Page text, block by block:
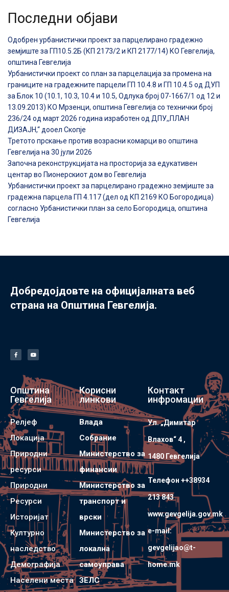
Последни објави
Одобрен урбанистички проект за парцелирано градежно
земјиште за ГП10.5.2Б (КП 2173/2 и КП 2177/14) КО Гевгелија,
општина Гевгелија
Урбанистички проект со план за парцелација за промена на
границите на градежните парцели ГП 10.4.8 и ГП 10.4.5 од ДУП
за Блок 10 (10.1, 10.3, 10.4 и 10.5, Одлука број 07-1667/1 од 12 и
13.09.2013) КО Мрзенци, општина Гевгелија со технички број
236/24 од март 2026 година изработен од ДПУ,,ПЛАН
ДИЗАЈН,“ дооел Скопје
Третото прскање против возрасни комарци во општина
Гевгелија на 30 јули 2026
Започна реконструкцијата на просторија за едукативен
центар во Пионерскиот дом во Гевгелија
Урбанистички проект за парцелирано градежно земјиште за
градежна парцела ГП 4.117 (дел од КП 2169 КО Богородица)
согласно Урбанистички план за село Богородица, општина
Гевгелија
Добредојдовте на официјалната веб
страна на Општина Гевгелија.
Општина
Гевгелија
Релјеф
Локација
Природни
ресурси
Природни
Ресурси
Историјат
Културно
наследство
Демографија
Населени места
Корисни
линкови
Влада
Собрание
Министерство за
финансии
Министерство за
транспорт и
врски
Министерство за
локална
самоуправа
ЗЕЛС
Контакт
инфромации
Ул. „Димитар
Влахов“ 4 ,
1480 Гевгелијa
Телефон ++38934
213 843
www.gevgelija.gov.mk
e-mail:
gevgelijao@t-
home.mk